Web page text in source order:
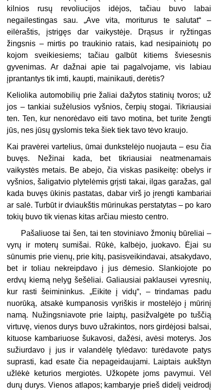
kilnios rusų revoliucijos idėjos, tačiau buvo labai
negailestingas sau. „Ave vita, moriturus te salutat“ –
eilėraštis, įstrigęs dar vaikystėje. Drąsus ir ryžtingas
žingsnis – mirtis po traukinio ratais, kad nesipainiotų po
kojom sveikiesiems; tačiau galbūt kitiems šviesesnis
gyvenimas. Ar dažnai apie tai pagalvojame, vis labiau
įprantantys tik imti, kaupti, mainikauti, derėtis?
Keliolika automobilių prie žaliai dažytos statinių tvoros; už
jos – tankiai sužėlusios vyšnios, čerpių stogai. Tikriausiai
ten. Ten, kur nenorėdavo eiti tavo motina, bet turite žengti
jūs, nes jūsų gyslomis teka šiek tiek tavo tėvo kraujo.
Kai pravėrei vartelius, ūmai dunkstelėjo nuojauta – esu čia
buvęs. Nežinai kada, bet tikriausiai neatmenamais
vaikystės metais. Be abejo, čia viskas pasikeitę: obelys ir
vyšnios, šaligatvio plytelėmis grįsti takai, ilgas garažas, gal
kada buvęs ūkinis pastatas, dabar virš jo įrengti kambariai
ar salė. Turbūt ir dviaukštis mūrinukas perstatytas – po karo
tokių buvo tik vienas kitas arčiau miesto centro.
Pašaliuose tai šen, tai ten stoviniavo žmonių būreliai –
vyrų ir moterų sumišai. Rūkė, kalbėjo, juokavo. Ėjai su
sūnumis prie vienų, prie kitų, pasisveikindavai, atsakydavo,
bet ir toliau nekreipdavo į jus dėmesio. Slankiojote po
erdvų kiemą nelyg šešėliai. Galiausiai paklausei vyresnių,
kur rasti šeimininkus. „Eikite į vidų“, – trindamas padu
nuorūką, atsakė kumpanosis vyriškis ir mostelėjo į mūrinį
namą. Nužingsniavote prie laiptų, pasižvalgėte po tuščią
virtuvę, vienos durys buvo užrakintos, nors girdėjosi balsai,
kituose kambariuose šukavosi, dažėsi, avėsi moterys. Jos
sužiurdavo į jus ir valandėlę tylėdavo: turėdavote patys
suprasti, kad esate čia nepageidaujami. Laiptais aukštyn
užlėkė keturios mergiotės. Užkopėte joms pavymui. Vėl
durų durys. Vienos atlapos; kambaryje prieš didelį veidrodį